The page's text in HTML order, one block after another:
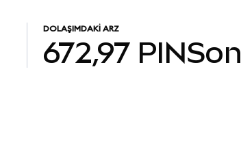
DOLAŞIMDAKI ARZ
672,97 PINSon